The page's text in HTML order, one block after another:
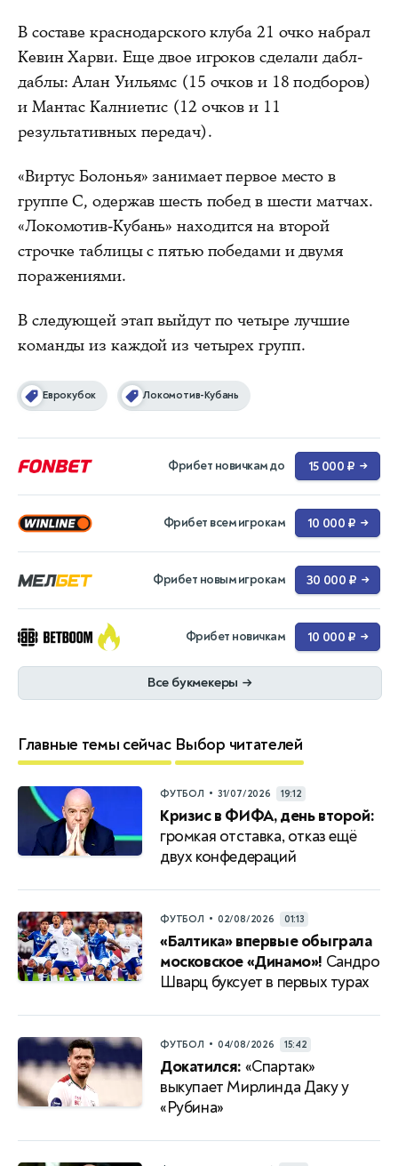
В составе краснодарского клуба 21 очко набрал
Кевин Харви. Еще двое игроков сделали дабл-
даблы: Алан Уильямс (15 очков и 18 подборов)
и Мантас Калниетис (12 очков и 11
результативных передач).
«Виртус Болонья» занимает первое место в
группе C, одержав шесть побед в шести матчах.
«Локомотив-Кубань» находится на второй
строчке таблицы с пятью победами и двумя
поражениями.
В следующей этап выйдут по четыре лучшие
команды из каждой из четырех групп.
Еврокубок Локомотив-Кубань
Фрибет новичкам до 15 000 ₽ →
Фрибет всем игрокам 10 000 ₽ →
Фрибет новым игрокам 30 000 ₽ →
Фрибет новичкам 10 000 ₽ →
Все букмекеры →
Главные темы сейчас Выбор читателей
ФУТБОЛ • 31/07/2026 19:12
Кризис в ФИФА, день второй:
громкая отставка, отказ ещё
двух конфедераций
ФУТБОЛ • 02/08/2026 01:13
«Балтика» впервые обыграла
московское «Динамо»! Сандро
Шварц буксует в первых турах
ФУТБОЛ • 04/08/2026 15:42
Докатился: «Спартак»
выкупает Мирлинда Даку у
«Рубина»